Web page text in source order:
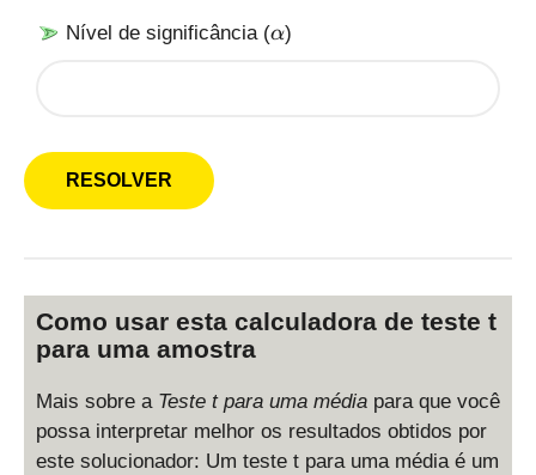
Nível de significância (\
α)
Como usar esta calculadora de teste t
para uma amostra
Mais sobre a Teste t para uma média para que você
possa interpretar melhor os resultados obtidos por
este solucionador: Um teste t para uma média é um